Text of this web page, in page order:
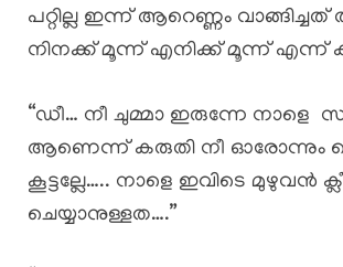
പറ്റില്ല ഇന്ന് ആറെണ്ണം വാങ്ങിച്ചത്
നിനക്ക് മൂന്ന് എനിക്ക് മൂന്ന് എന്ന്
“ഡീ… നീ ചുമ്മാ ഇരുന്നേ
ആണെന്ന് കരുതി നീ ഓരോന്നും
കൂട്ടല്ലേ….. നാളെ ഇവിടെ മുഴുവൻ
ചെയ്യാനുള്ളത….”